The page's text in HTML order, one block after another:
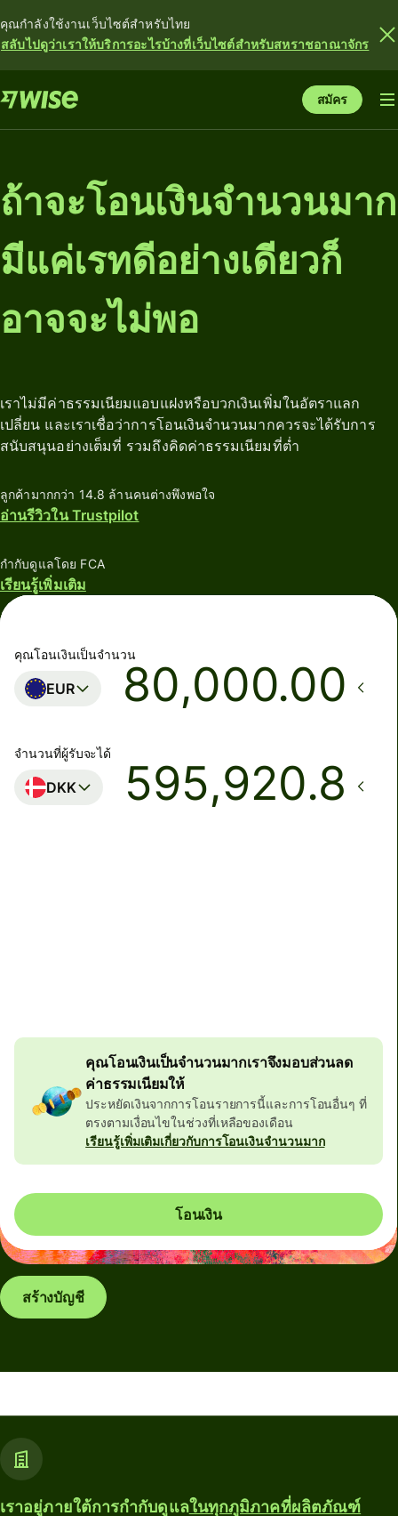
คุณกำลังใช้งานเว็บไซต์สำหรับไทย
สลับไปดูว่าเราให้บริการอะไรบ้างที่เว็บไซต์สำหรับสหราชอาณาจักร
สมัคร
ถ้าจะโอนเงินจำนวนมาก
มีแค่เรทดีอย่างเดียวก็
อาจจะไม่พอ
เราไม่มีค่าธรรมเนียมแอบแฝงหรือบวกเงินเพิ่มในอัตราแลก
เปลี่ยน และเราเชื่อว่าการโอนเงินจำนวนมากควรจะได้รับการ
สนับสนุนอย่างเต็มที่ รวมถึงคิดค่าธรรมเนียมที่ต่ำ
ลูกค้ามากกว่า 14.8 ล้านคนต่างพึงพอใจ
อ่านรีวิวใน Trustpilot
กำกับดูแลโดย FCA
เรียนรู้เพิ่มเติม
คุณโอนเงินเป็นจำนวน
EUR .00
จำนวนที่ผู้รับจะได้
DKK
คุณโอนเงินเป็นจำนวนมากเราจึงมอบส่วนลด
ค่าธรรมเนียมให้
ประหยัดเงินจากการโอนรายการนี้และการโอนอื่นๆ ที่
ตรงตามเงื่อนไขในช่วงที่เหลือของเดือน
เรียนรู้เพิ่มเติมเกี่ยวกับการโอนเงินจำนวนมาก
โอนเงิน
สร้างบัญชี
เราอยู่ภายใต้การกำกับดูแลในทุกภูมิภาคที่ผลิตภัณฑ์